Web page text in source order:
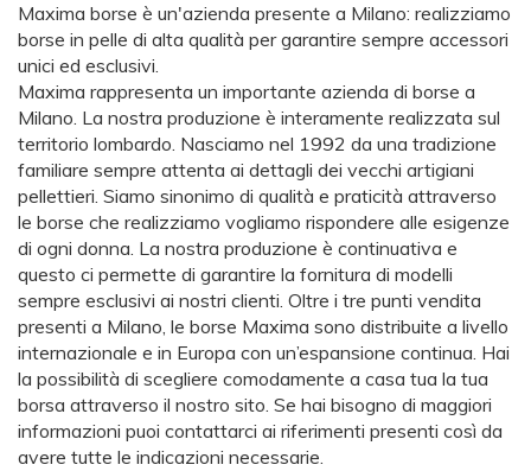
Maxima borse è un'azienda presente a Milano: realizziamo
borse in pelle di alta qualità per garantire sempre accessori
unici ed esclusivi.
Maxima rappresenta un importante azienda di borse a
Milano. La nostra produzione è interamente realizzata sul
territorio lombardo. Nasciamo nel 1992 da una tradizione
familiare sempre attenta ai dettagli dei vecchi artigiani
pellettieri. Siamo sinonimo di qualità e praticità attraverso
le borse che realizziamo vogliamo rispondere alle esigenze
di ogni donna. La nostra produzione è continuativa e
questo ci permette di garantire la fornitura di modelli
sempre esclusivi ai nostri clienti. Oltre i tre punti vendita
presenti a Milano, le borse Maxima sono distribuite a livello
internazionale e in Europa con un’espansione continua. Hai
la possibilità di scegliere comodamente a casa tua la tua
borsa attraverso il nostro sito. Se hai bisogno di maggiori
informazioni puoi contattarci ai riferimenti presenti così da
avere tutte le indicazioni necessarie.